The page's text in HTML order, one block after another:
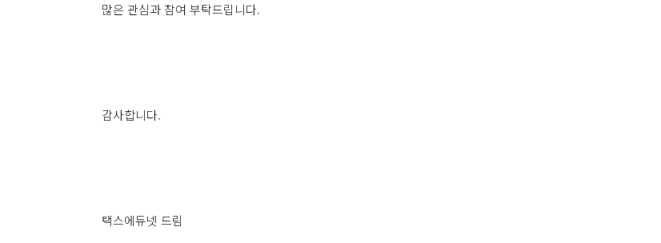
많은 관심과 참여 부탁드립니다.
감사합니다.
택스에듀넷 드림